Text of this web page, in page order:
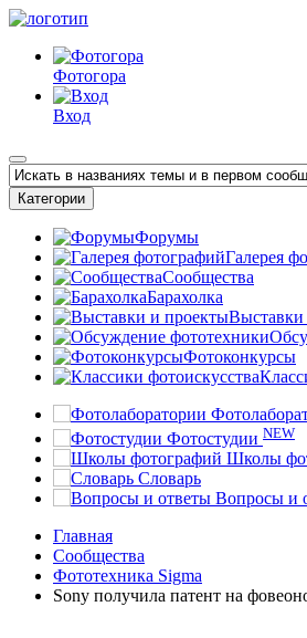
Фотогора
Вход
Категории
Форумы
Галерея
Сообщества
Барахолка
Фотоконкурсы
Фотостудии NEW
Школы
Словарь
Вопросы и
Главная
Сообщества
Фототехника Sigma
Sony получила патент на